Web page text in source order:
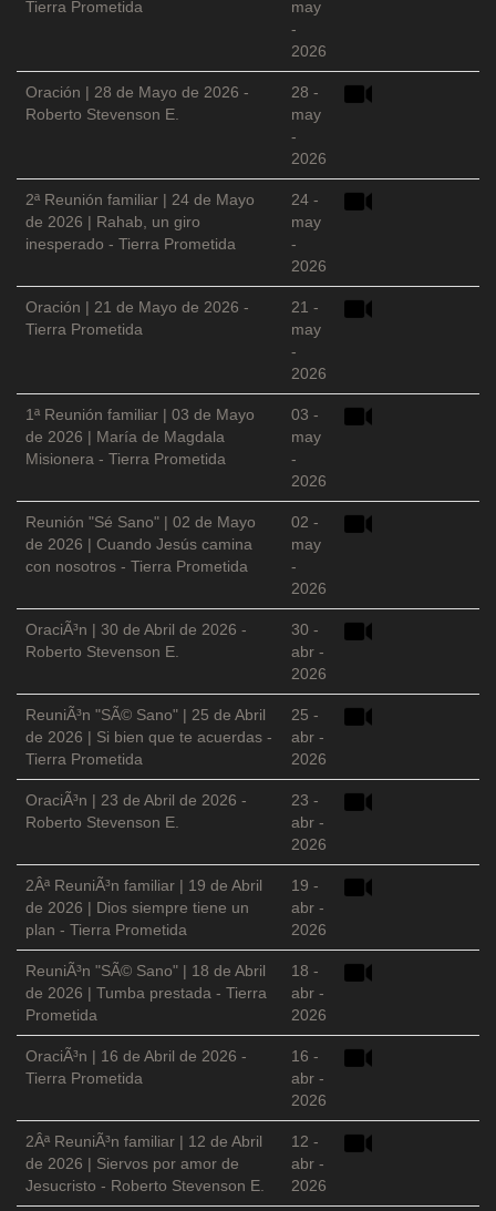
Tierra Prometida
may
-
2026
Oración | 28 de Mayo de 2026 -
Roberto Stevenson E.
28 -
may
-
2026
2ª Reunión familiar | 24 de Mayo
de 2026 | Rahab, un giro
inesperado - Tierra Prometida
24 -
may
-
2026
Oración | 21 de Mayo de 2026 -
Tierra Prometida
21 -
may
-
2026
1ª Reunión familiar | 03 de Mayo
de 2026 | María de Magdala
Misionera - Tierra Prometida
03 -
may
-
2026
Reunión "Sé Sano" | 02 de Mayo
de 2026 | Cuando Jesús camina
con nosotros - Tierra Prometida
02 -
may
-
2026
OraciÃ³n | 30 de Abril de 2026 -
Roberto Stevenson E.
30 -
abr -
2026
ReuniÃ³n "SÃ© Sano" | 25 de Abril
de 2026 | Si bien que te acuerdas -
Tierra Prometida
25 -
abr -
2026
OraciÃ³n | 23 de Abril de 2026 -
Roberto Stevenson E.
23 -
abr -
2026
2Âª ReuniÃ³n familiar | 19 de Abril
de 2026 | Dios siempre tiene un
plan - Tierra Prometida
19 -
abr -
2026
ReuniÃ³n "SÃ© Sano" | 18 de Abril
de 2026 | Tumba prestada - Tierra
Prometida
18 -
abr -
2026
OraciÃ³n | 16 de Abril de 2026 -
Tierra Prometida
16 -
abr -
2026
2Âª ReuniÃ³n familiar | 12 de Abril
de 2026 | Siervos por amor de
Jesucristo - Roberto Stevenson E.
12 -
abr -
2026